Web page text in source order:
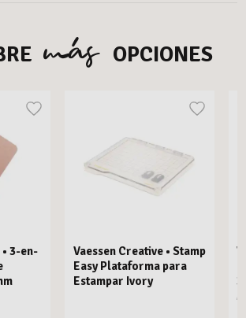
más OPCIONES
3-en-
Vaessen Creative • Stamp
Easy Plataforma para
Estampar Ivory